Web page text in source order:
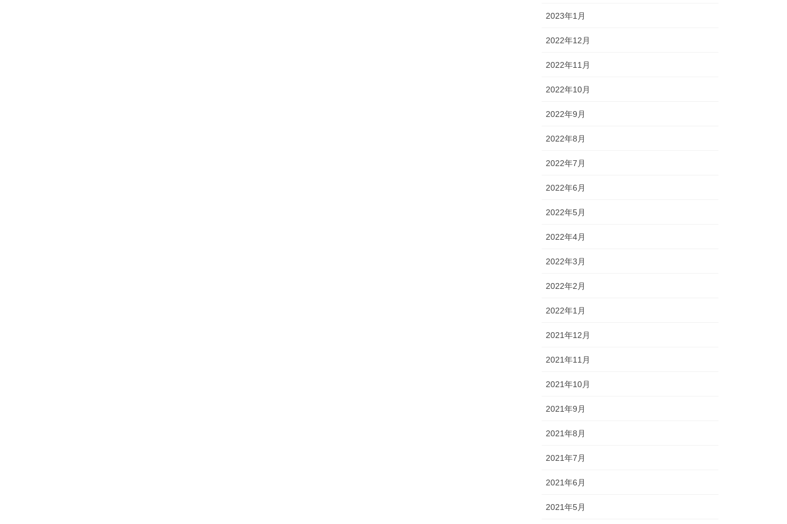
2023年1月
2022年12月
2022年11月
2022年10月
2022年9月
2022年8月
2022年7月
2022年6月
2022年5月
2022年4月
2022年3月
2022年2月
2022年1月
2021年12月
2021年11月
2021年10月
2021年9月
2021年8月
2021年7月
2021年6月
2021年5月